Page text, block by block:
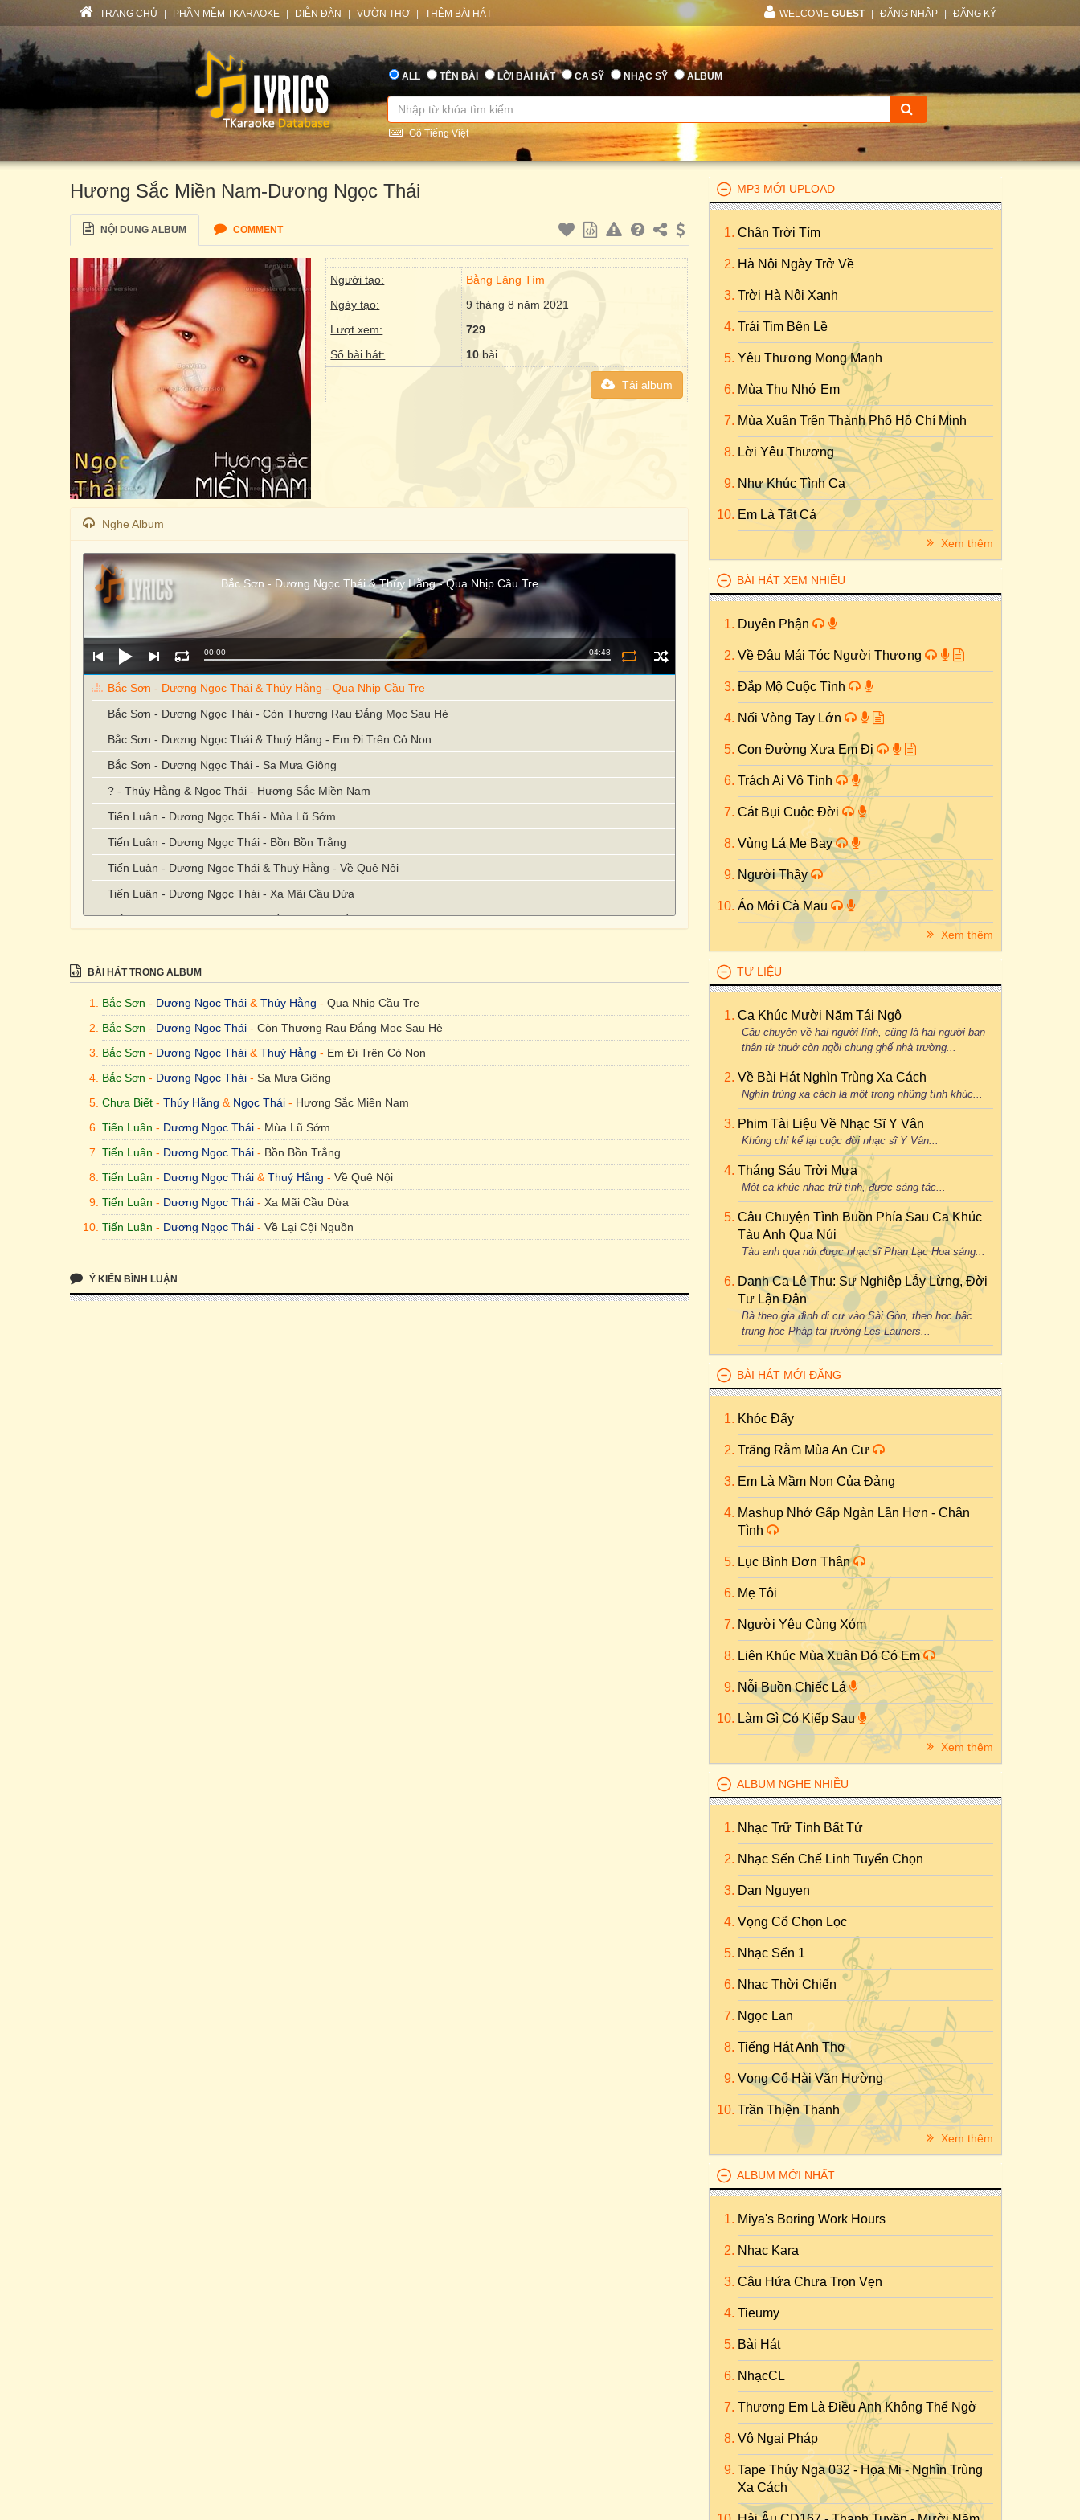
TRANG CHỦ PHẦN MỀM TKARAOKE DIỄN ĐÀN VƯỜN THƠ THÊM BÀI HÁT WELCOME GUEST ĐĂNG NHẬP ĐĂNG KÝ
ALL TÊN BÀI LỜI BÀI HÁT CA SỸ NHẠC SỸ ALBUM
Gõ Tiếng Việt
Hương Sắc Miền Nam-Dương Ngọc Thái
NỘI DUNG ALBUM COMMENT
Người tạo:
Bằng Lăng Tím
Ngày tạo:
9 tháng 8 năm 2021
Lượt xem:
729
Số bài hát:
10 bài
Tải album
Nghe Album
Bắc Sơn - Dương Ngọc Thái & Thúy Hằng - Qua Nhịp Cầu Tre
00:00 04:48
Bắc Sơn - Dương Ngọc Thái & Thúy Hằng - Qua Nhịp Cầu Tre
Bắc Sơn - Dương Ngọc Thái - Còn Thương Rau Đắng Mọc Sau Hè
Bắc Sơn - Dương Ngọc Thái & Thuý Hằng - Em Đi Trên Cỏ Non
Bắc Sơn - Dương Ngọc Thái - Sa Mưa Giông
? - Thúy Hằng & Ngọc Thái - Hương Sắc Miền Nam
Tiến Luân - Dương Ngọc Thái - Mùa Lũ Sớm
Tiến Luân - Dương Ngọc Thái - Bồn Bồn Trắng
Tiến Luân - Dương Ngọc Thái & Thuý Hằng - Về Quê Nội
Tiến Luân - Dương Ngọc Thái - Xa Mãi Cầu Dừa
Tiến Luân - Dương Ngọc Thái - Về Lại Cội Nguồn
BÀI HÁT TRONG ALBUM
Bắc Sơn - Dương Ngọc Thái & Thúy Hằng - Qua Nhịp Cầu Tre
Bắc Sơn - Dương Ngọc Thái - Còn Thương Rau Đắng Mọc Sau Hè
Bắc Sơn - Dương Ngọc Thái & Thuý Hằng - Em Đi Trên Cỏ Non
Bắc Sơn - Dương Ngọc Thái - Sa Mưa Giông
Chưa Biết - Thúy Hằng & Ngọc Thái - Hương Sắc Miền Nam
Tiến Luân - Dương Ngọc Thái - Mùa Lũ Sớm
Tiến Luân - Dương Ngọc Thái - Bồn Bồn Trắng
Tiến Luân - Dương Ngọc Thái & Thuý Hằng - Về Quê Nội
Tiến Luân - Dương Ngọc Thái - Xa Mãi Cầu Dừa
Tiến Luân - Dương Ngọc Thái - Về Lại Cội Nguồn
Ý KIẾN BÌNH LUẬN
MP3 MỚI UPLOAD
Chân Trời Tím
Hà Nội Ngày Trở Về
Trời Hà Nội Xanh
Trái Tim Bên Lề
Yêu Thương Mong Manh
Mùa Thu Nhớ Em
Mùa Xuân Trên Thành Phố Hồ Chí Minh
Lời Yêu Thương
Như Khúc Tình Ca
Em Là Tất Cả
Xem thêm
BÀI HÁT XEM NHIỀU
Duyên Phận
Về Đâu Mái Tóc Người Thương
Đắp Mộ Cuộc Tình
Nối Vòng Tay Lớn
Con Đường Xưa Em Đi
Trách Ai Vô Tình
Cát Bụi Cuộc Đời
Vùng Lá Me Bay
Người Thầy
Áo Mới Cà Mau
Xem thêm
TƯ LIỆU
Ca Khúc Mười Năm Tái Ngộ
Câu chuyện về hai người lính, cũng là hai người bạn
thân từ thuở còn ngồi chung ghế nhà trường...
Về Bài Hát Nghìn Trùng Xa Cách
Nghìn trùng xa cách là một trong những tình khúc...
Phim Tài Liệu Về Nhạc Sĩ Y Vân
Không chỉ kể lại cuộc đời nhạc sĩ Y Vân...
Tháng Sáu Trời Mưa
Một ca khúc nhạc trữ tình, được sáng tác...
Câu Chuyện Tình Buồn Phía Sau Ca Khúc
Tàu Anh Qua Núi
Tàu anh qua núi được nhạc sĩ Phan Lạc Hoa sáng...
Danh Ca Lệ Thu: Sự Nghiệp Lẫy Lừng, Đời
Tư Lận Đận
Bà theo gia đình di cư vào Sài Gòn, theo học bậc
trung học Pháp tại trường Les Lauriers...
BÀI HÁT MỚI ĐĂNG
Khóc Đấy
Trăng Rằm Mùa An Cư
Em Là Mầm Non Của Đảng
Mashup Nhớ Gấp Ngàn Lần Hơn - Chân
Tình
Lục Bình Đơn Thân
Mẹ Tôi
Người Yêu Cùng Xóm
Liên Khúc Mùa Xuân Đó Có Em
Nỗi Buồn Chiếc Lá
Làm Gì Có Kiếp Sau
Xem thêm
ALBUM NGHE NHIỀU
Nhạc Trữ Tình Bất Tử
Nhạc Sến Chế Linh Tuyển Chọn
Dan Nguyen
Vọng Cổ Chọn Lọc
Nhạc Sến 1
Nhạc Thời Chiến
Ngọc Lan
Tiếng Hát Anh Thơ
Vọng Cổ Hài Văn Hường
Trần Thiện Thanh
Xem thêm
ALBUM MỚI NHẤT
Miya's Boring Work Hours
Nhac Kara
Câu Hứa Chưa Trọn Vẹn
Tieumy
Bài Hát
NhạcCL
Thương Em Là Điều Anh Không Thể Ngờ
Vô Ngại Pháp
Tape Thúy Nga 032 - Họa Mi - Nghìn Trùng
Xa Cách